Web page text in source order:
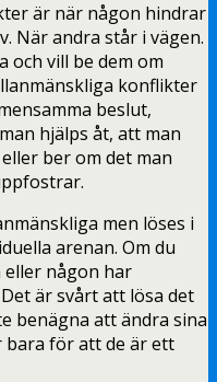
är när någon hindrar
När andra står i vägen.
och vill be dem om
konflikter
beslut,
hjälps åt, att man
ber om det man
men löses i
arenan. Om du
eller någon har
är svårt att lösa det
benägna att ändra sina
för att de är ett